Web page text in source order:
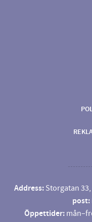
Address: Storgatan 33,
post:
Öppettider: